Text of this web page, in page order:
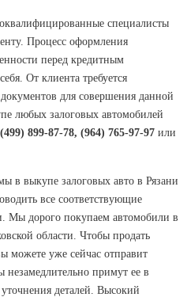
специалисты
Процесс оформления
перед кредитным
От клиента требуется
для совершения данной
любых залоговых автомобилей
899-87-78, (964) 765-97-97 или
выкупе залоговых авто в Рязани
все соответствующие
Мы дорого покупаем автомобили в
области. Чтобы продать
можете уже сейчас отправит
примут ее в
деталей. Высокий